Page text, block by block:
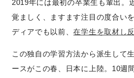
2019年には最初の卒業生も輩出。
覚ましく、ますます注目の度合い
ディアでも以前、在学生を取材し
この独自の学習方法から派生して
ースがこの春、日本に上陸。10週